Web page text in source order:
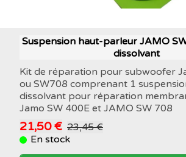
Suspension haut-parleur JAMO
dissolvant
Kit de réparation pour subwoofer
ou SW708 comprenant 1
dissolvant pour réparation
Jamo SW 400E et JAMO SW 708
21,50 € 23,45 €
En stock